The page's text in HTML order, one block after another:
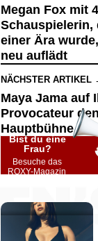
Megan Fox mit
Schauspielerin,
einer Ära
neu auflädt
NÄCHSTER ARTIKEL
Maya Jama auf
Provocateur
Hauptbühne
Bist du eine
Frau?
Besuche das
ROXY-Magazin